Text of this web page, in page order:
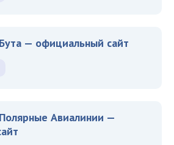
— официальный сайт
Авиалинии —